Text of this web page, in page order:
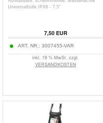
Universalhülle IPX8 - 7.5"
7,50EUR
ART. NR.: 3007455-VAR
inkl. 19 % MwSt. zzgl.
VERSANDKOSTEN